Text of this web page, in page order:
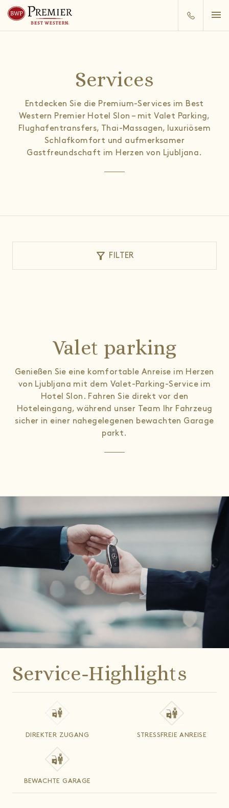
Services
Entdecken Sie die Premium-Services im Best
Western Premier Hotel Slon – mit Valet Parking,
Flughafentransfers, Thai-Massagen, luxuriösem
Schlafkomfort und aufmerksamer
Gastfreundschaft im Herzen von Ljubljana.
filter_alt FILTER
Valet parking
Genießen Sie eine komfortable Anreise im Herzen
von Ljubljana mit dem Valet-Parking-Service im
Hotel Slon. Fahren Sie direkt vor den
Hoteleingang, während unser Team Ihr Fahrzeug
sicher in einer nahegelegenen bewachten Garage
parkt.
Service-Highlights
DIREKTER ZUGANG STRESSFREIE ANREISE
BEWACHTE GARAGE